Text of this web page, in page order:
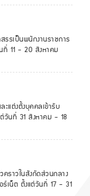
รเป็นพนักงานราชการ
ที่ 11 - 20 สิงหาคม
แต่งตั้งบุคคลเข้ารับ
วันที่ 31 สิงหาคม - 18
ราวในสังกัดส่วนกลาง
เน็ต ตั้งแต่วันที่ 17 - 31